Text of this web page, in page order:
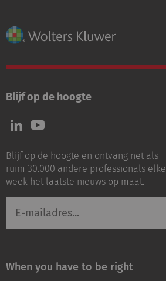
Blijf op de hoogte
Volg
ons
LinkedIn
Volg
ons
Youtube
Blijf op de hoogte en ontvang net als
ruim 30.000 andere professionals elke
week het laatste nieuws op maat.
mailadres
When you have to be right